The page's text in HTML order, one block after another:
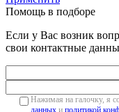
Помощь в подборе
Если у Вас возник
свои контактные
Нажимая на галочку, я
данных и политикой